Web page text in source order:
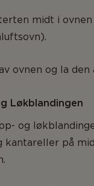
midt i ovnen
ovnen og la
Løkblandingen
og
kantareller på